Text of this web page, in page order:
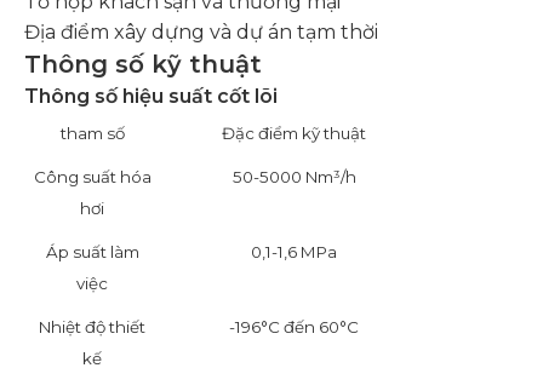
Địa điểm xây dựng và dự án tạm thời
Thông số kỹ thuật
Thông số hiệu suất cốt lõi
tham số Đặc điểm kỹ thuật
Công suất hóa
hơi
50-5000 Nm³/h
Áp suất làm
việc
0,1-1,6 MPa
Nhiệt độ thiết
kế
-196°C đến 60°C